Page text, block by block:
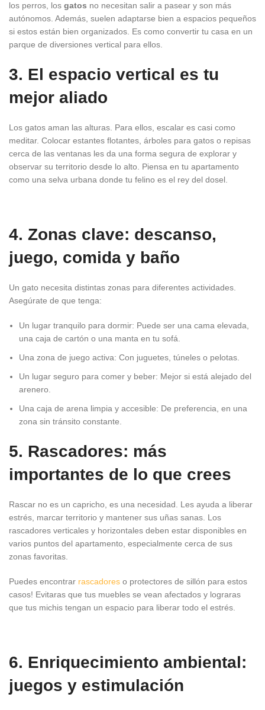
los perros, los gatos no necesitan salir a pasear y son más
autónomos. Además, suelen adaptarse bien a espacios pequeños
si estos están bien organizados. Es como convertir tu casa en un
parque de diversiones vertical para ellos.
3. El espacio vertical es tu
mejor aliado
Los gatos aman las alturas. Para ellos, escalar es casi como
meditar. Colocar estantes flotantes, árboles para gatos o repisas
cerca de las ventanas les da una forma segura de explorar y
observar su territorio desde lo alto. Piensa en tu apartamento
como una selva urbana donde tu felino es el rey del dosel.
4. Zonas clave: descanso,
juego, comida y baño
Un gato necesita distintas zonas para diferentes actividades.
Asegúrate de que tenga:
Un lugar tranquilo para dormir: Puede ser una cama elevada,
una caja de cartón o una manta en tu sofá.
Una zona de juego activa: Con juguetes, túneles o pelotas.
Un lugar seguro para comer y beber: Mejor si está alejado del
arenero.
Una caja de arena limpia y accesible: De preferencia, en una
zona sin tránsito constante.
5. Rascadores: más
importantes de lo que crees
Rascar no es un capricho, es una necesidad. Les ayuda a liberar
estrés, marcar territorio y mantener sus uñas sanas. Los
rascadores verticales y horizontales deben estar disponibles en
varios puntos del apartamento, especialmente cerca de sus
zonas favoritas.
Puedes encontrar rascadores o protectores de sillón para estos
casos! Evitaras que tus muebles se vean afectados y lograras
que tus michis tengan un espacio para liberar todo el estrés.
6. Enriquecimiento ambiental:
juegos y estimulación